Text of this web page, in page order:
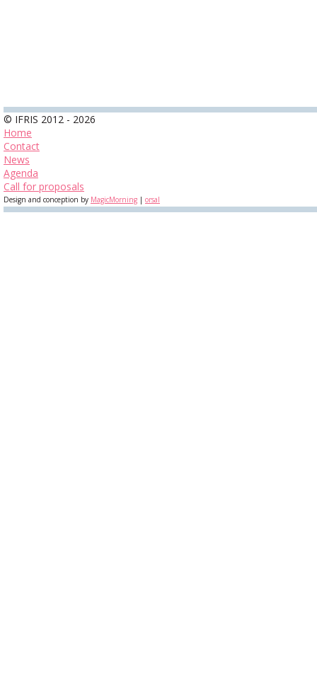
© IFRIS 2012 - 2026
Home
Contact
News
Agenda
Call for proposals
Design and conception by MagicMorning | orsal